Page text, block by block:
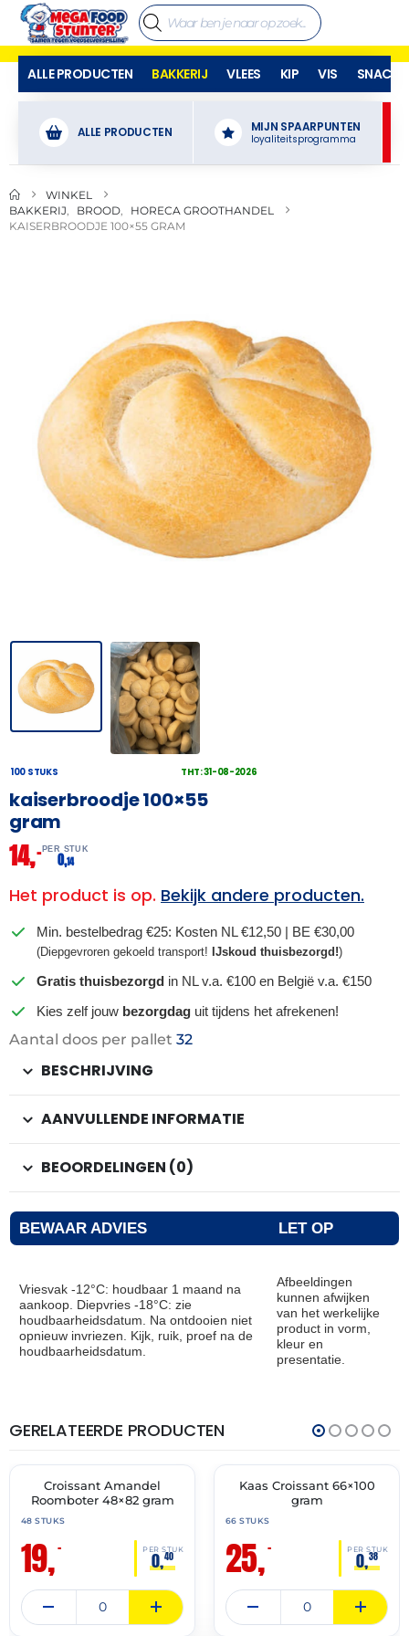
ALLE PRODUCTEN BAKKERIJ VLEES KIP VIS SNACKS
ALLE PRODUCTEN MIJN SPAARPUNTEN
loyaliteitsprogramma
WINKEL
BAKKERIJ
BROOD
HORECA GROOTHANDEL
KAISERBROODJE 100×55 GRAM
100 STUKS THT: 31-08-2026
kaiserbroodje 100×55
gram
14,– PER STUK
0,14
Het product is op. Bekijk andere producten.
Min. bestelbedrag €25: Kosten NL €12,50 | BE €30,00
(Diepgevroren gekoeld transport! IJskoud thuisbezorgd!)
Gratis thuisbezorgd in NL v.a. €100 en België v.a. €150
Kies zelf jouw bezorgdag uit tijdens het afrekenen!
Aantal doos per pallet 32
BESCHRIJVING
AANVULLENDE INFORMATIE
BEOORDELINGEN (0)
BEWAAR ADVIES LET OP
Vriesvak -12°C: houdbaar 1 maand na
aankoop. Diepvries -18°C: zie
houdbaarheidsdatum. Na ontdooien niet
opnieuw invriezen. Kijk, ruik, proef na de
houdbaarheidsdatum.
Afbeeldingen
kunnen afwijken
van het werkelijke
product in vorm,
kleur en
presentatie.
GERELATEERDE PRODUCTEN
🔥 OP=OP
THT:
30-
Croissant Amandel
Roomboter 48×82 gram
48 STUKS
19,– PER STUK
0,40
🔥 OP=OP
Kaas Croissant 66×100
gram
66 STUKS
25,– PER STUK
0,38